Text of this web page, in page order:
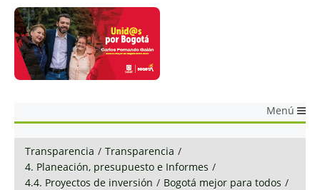
Menú
Transparencia / Transparencia /
4. Planeación, presupuesto e Informes /
4.4. Proyectos de inversión / Bogotá mejor para todos /